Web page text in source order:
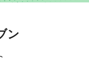
ン